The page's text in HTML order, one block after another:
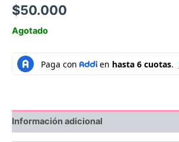
$50.000
Agotado
Información adicional